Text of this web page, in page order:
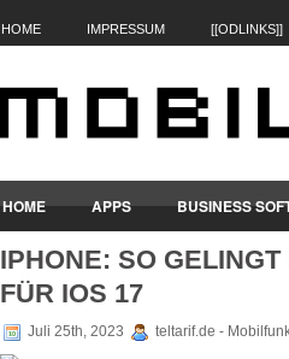
HOME IMPRESSUM [[ODLINKS]]
HOME APPS BUSINESS
SMARTPHONES & HANDYS
IPHONE: SO
FÜR IOS 17
Juli 25th, 2023 teltarif.de -